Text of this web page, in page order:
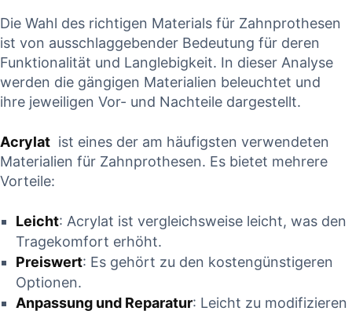
Die Wahl des richtigen Materials für Zahnprothesen
ist von ausschlaggebender⁤ Bedeutung für deren
‍Funktionalität und ⁤Langlebigkeit. In‍ dieser Analyse
‍werden⁤ die gängigen Materialien beleuchtet und ​
ihre jeweiligen Vor- und Nachteile dargestellt.
Acrylat ‍ ist eines der am ‌häufigsten verwendeten
⁢Materialien für Zahnprothesen. Es bietet mehrere
Vorteile:
Leicht: Acrylat ist vergleichsweise leicht, ‌was den
Tragekomfort erhöht.
Preiswert: Es gehört⁤ zu den kostengünstigeren⁢
Optionen.
Anpassung und⁤ Reparatur: Leicht zu modifizieren